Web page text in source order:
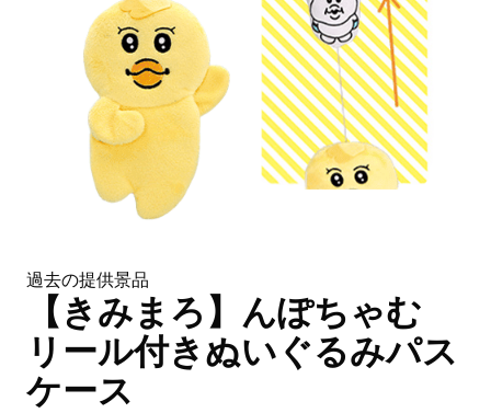
過去の提供景品
【きみまろ】んぽちゃむ
リール付きぬいぐるみパス
ケース